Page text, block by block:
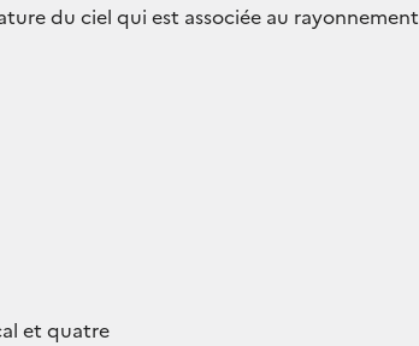
du ciel qui est associée au rayonnement
et quatre